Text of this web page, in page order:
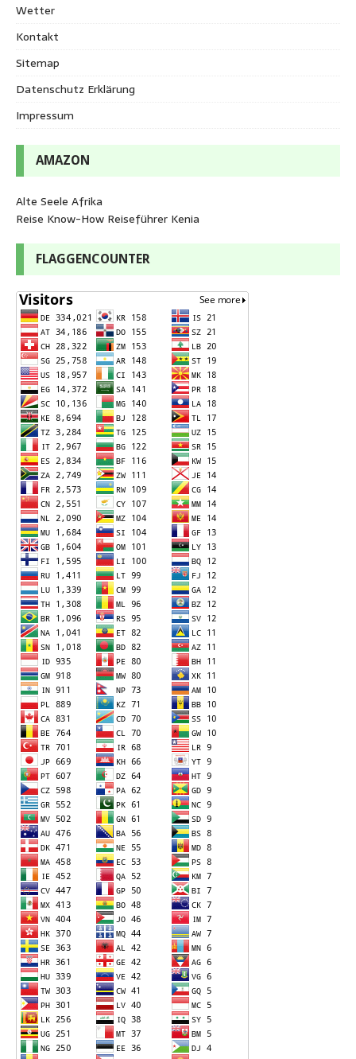
Wetter
Kontakt
Sitemap
Datenschutz Erklärung
Impressum
AMAZON
Alte Seele Afrika
Reise Know-How Reiseführer Kenia
FLAGGENCOUNTER